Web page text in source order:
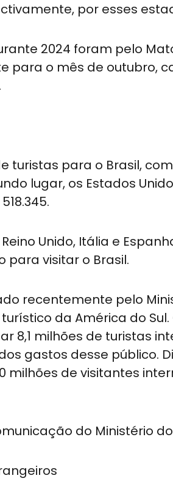
por esses
2024 foram pelo
para o mês de outubro,
para o Brasil, com
lugar, os Estados
Unido, Itália e
para visitar o Brasil.
recentemente pelo
da América do Sul.
8,1 milhões de turistas
gastos desse público.
milhões de visitantes
do Ministério